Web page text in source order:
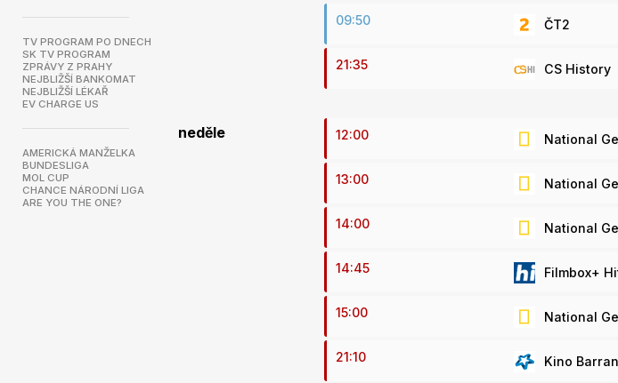
TV PROGRAM PO DNECH
SK TV PROGRAM
ZPRÁVY Z PRAHY
NEJBLIŽŠÍ BANKOMAT
NEJBLIŽŠÍ LÉKAŘ
EV CHARGE US
AMERICKÁ MANŽELKA
BUNDESLIGA
MOL CUP
CHANCE NÁRODNÍ LIGA
ARE YOU THE ONE?
09:50 ČT2
21:35 CS History
neděle 12:00 National
13:00 National
14:00 National
14:45 Filmbox+
15:00 National
21:10 Kino